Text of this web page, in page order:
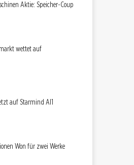
Aktie: Speicher-Coup
wettet auf
auf Starmind AI1
Won für zwei Werke